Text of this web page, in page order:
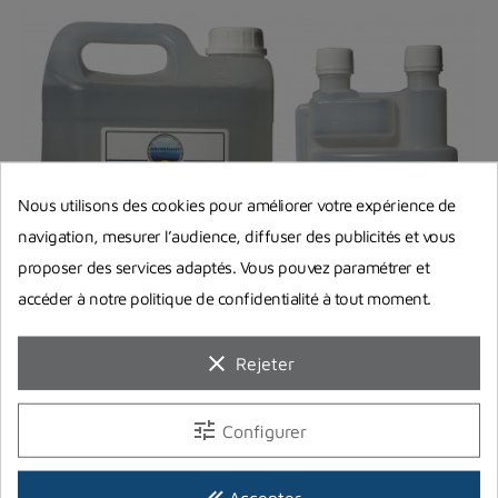
Désinfecter son matériel de plongée
Nous utilisons des cookies pour améliorer votre expérience de
navigation, mesurer l’audience, diffuser des publicités et vous
proposer des services adaptés. Vous pouvez paramétrer et
accéder à notre politique de confidentialité à tout moment.
clear Rejeter
tune Configurer